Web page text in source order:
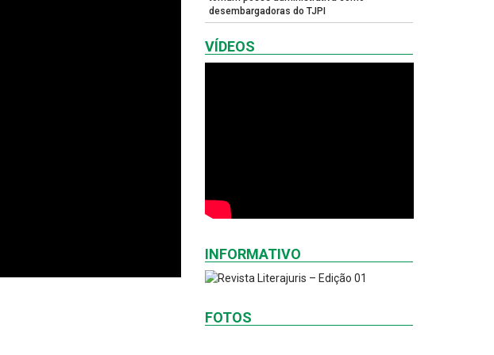
desembargadoras do TJPI
VÍDEOS
INFORMATIVO
FOTOS